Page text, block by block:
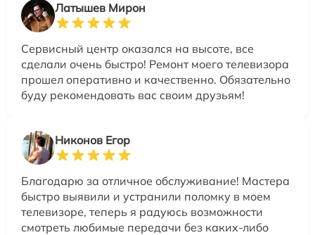
Латышев Мирон
Сервисный центр оказался на высоте, все
сделали очень быстро! Ремонт моего телевизора
прошел оперативно и качественно. Обязательно
буду рекомендовать вас своим друзьям!
Никонов Егор
Благодарю за отличное обслуживание! Мастера
быстро выявили и устранили поломку в моем
телевизоре, теперь я радуюсь возможности
смотреть любимые передачи без каких-либо